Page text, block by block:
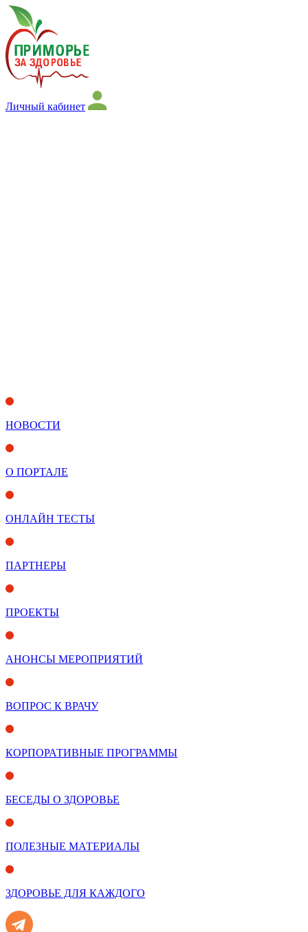
Личный кабинет
НОВОСТИ
О ПОРТАЛЕ
ОНЛАЙН ТЕСТЫ
ПАРТНЕРЫ
ПРОЕКТЫ
АНОНСЫ МЕРОПРИЯТИЙ
ВОПРОС К ВРАЧУ
КОРПОРАТИВНЫЕ ПРОГРАММЫ
БЕСЕДЫ О ЗДОРОВЬЕ
ПОЛЕЗНЫЕ МАТЕРИАЛЫ
ЗДОРОВЬЕ ДЛЯ КАЖДОГО